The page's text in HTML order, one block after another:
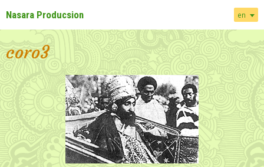
Nasara Producsion en
coro3